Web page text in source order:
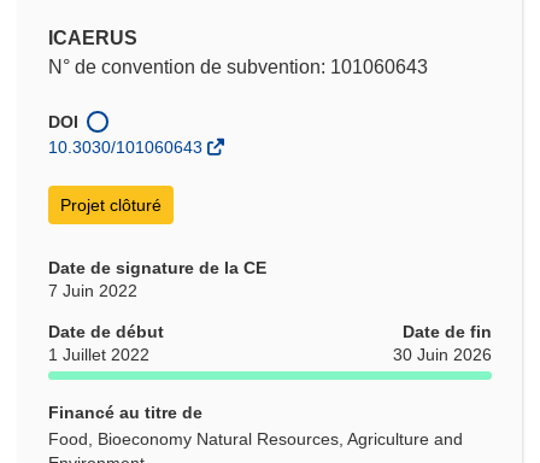
ICAERUS
N° de convention de subvention: 101060643
DOI
10.3030/101060643
Projet clôturé
Date de signature de la CE
7 Juin 2022
Date de début
1 Juillet 2022
Date de fin
30 Juin 2026
Financé au titre de
Food, Bioeconomy Natural Resources, Agriculture and